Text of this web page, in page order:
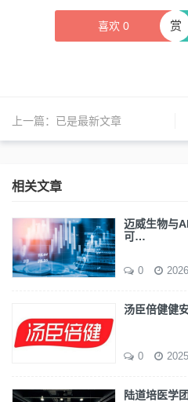
喜欢 0 赏
上一篇： 已是最新文章
相关文章
迈威生物与
可…
0
汤臣倍健健
0
陆道培医学